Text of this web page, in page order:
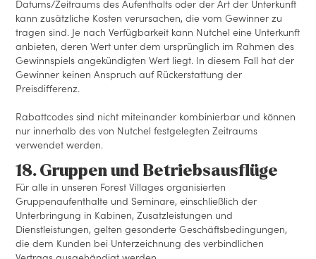
Datums/Zeitraums des Aufenthalts oder der Art der Unterkunft
kann zusätzliche Kosten verursachen, die vom Gewinner zu
tragen sind. Je nach Verfügbarkeit kann Nutchel eine Unterkunft
anbieten, deren Wert unter dem ursprünglich im Rahmen des
Gewinnspiels angekündigten Wert liegt. In diesem Fall hat der
Gewinner keinen Anspruch auf Rückerstattung der
Preisdifferenz.
Rabattcodes sind nicht miteinander kombinierbar und können
nur innerhalb des von Nutchel festgelegten Zeitraums
verwendet werden.
18. Gruppen und Betriebsausflüge
Für alle in unseren Forest Villages organisierten
Gruppenaufenthalte und Seminare, einschließlich der
Unterbringung in Kabinen, Zusatzleistungen und
Dienstleistungen, gelten gesonderte Geschäftsbedingungen,
die dem Kunden bei Unterzeichnung des verbindlichen